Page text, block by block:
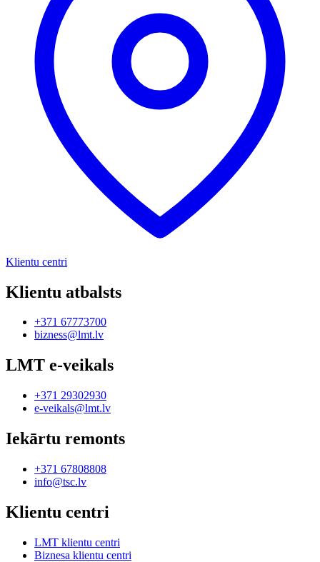
Klientu centri
Klientu atbalsts
+371 67773700
bizness@lmt.lv
LMT e-veikals
+371 29302930
e-veikals@lmt.lv
Iekārtu remonts
+371 67808808
info@tsc.lv
Klientu centri
LMT klientu centri
Biznesa klientu centri